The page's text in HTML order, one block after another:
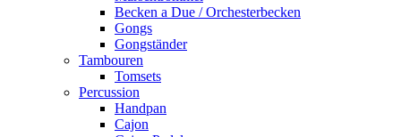
Becken a Due / Orchester­becken
Gongs
Gongständer
Tambouren
Tomsets
Percussion
Handpan
Cajon